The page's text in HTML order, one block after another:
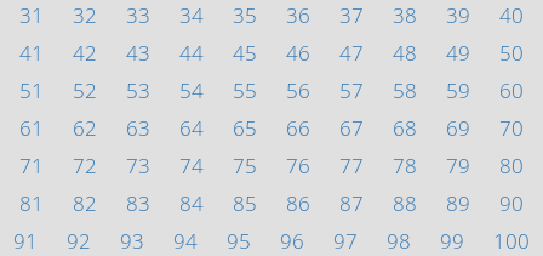
31
32 33 34 35 36 37 38 39
40
41
42 43 44 45 46 47 48 49
50
51
52 53 54 55 56 57 58 59
60
61
62 63 64 65 66 67 68 69
70
71
72 73 74 75 76 77 78 79
80
81
82 83 84 85 86 87 88 89
90
91
92 93 94 95 96 97 98 99
100